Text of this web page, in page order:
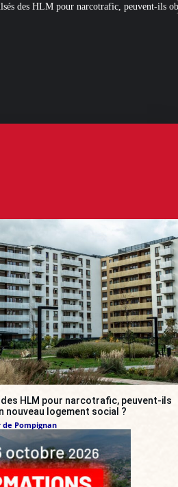
peuvent-ils obtenir un nouveau logement
des HLM pour narcotrafic, peuvent-ils
nouveau logement social ?
Pompignan